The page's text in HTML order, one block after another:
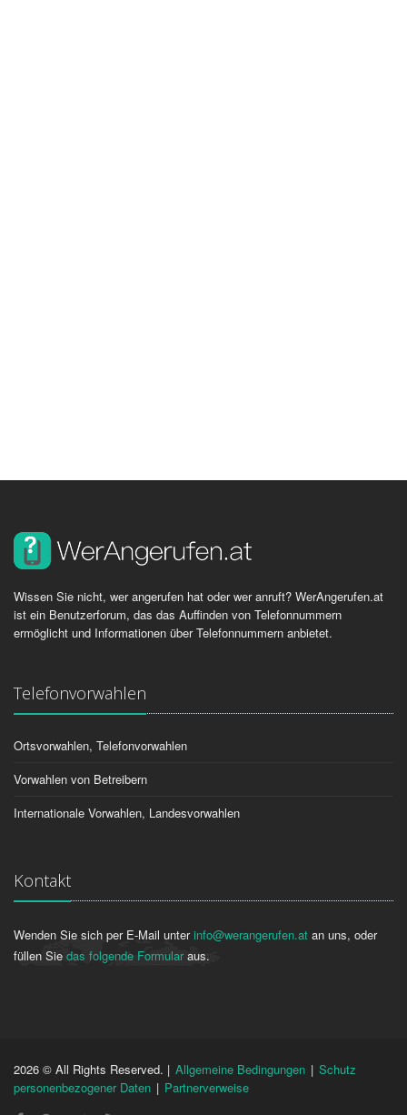
Wissen Sie nicht, wer angerufen hat oder wer anruft? WerAngerufen.at
ist ein Benutzerforum, das das Auffinden von Telefonnummern
ermöglicht und Informationen über Telefonnummern anbietet.
Telefonvorwahlen
Ortsvorwahlen, Telefonvorwahlen
Vorwahlen von Betreibern
Internationale Vorwahlen, Landesvorwahlen
Kontakt
Wenden Sie sich per E-Mail unterinfo@werangerufen.at an uns, oder
füllen Sie das folgende Formularaus.
2026 © All Rights Reserved. | Allgemeine Bedingungen | Schutz
personenbezogener Daten | Partnerverweise